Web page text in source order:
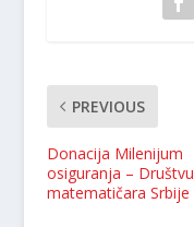
PREVIOUS
Donacija Milenijum
osiguranja – Društvu
matematičara Srbije